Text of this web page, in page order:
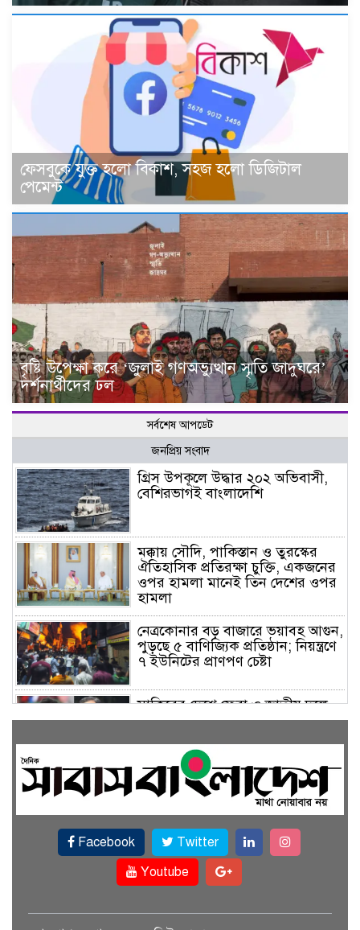
ফেসবুকে যুক্ত হলো বিকাশ, সহজ হলো ডিজিটাল
পেমেন্ট
বৃষ্টি উপেক্ষা করে ‘জুলাই গণঅভ্যুত্থান স্মৃতি জাদুঘরে’
দর্শনার্থীদের ঢল
সর্বশেষ আপডেট
জনপ্রিয় সংবাদ
গ্রিস উপকূলে উদ্ধার ২০২ অভিবাসী,
বেশিরভাগই বাংলাদেশি
মক্কায় সৌদি, পাকিস্তান ও তুরস্কের
ঐতিহাসিক প্রতিরক্ষা চুক্তি, একজনের
ওপর হামলা মানেই তিন দেশের ওপর
হামলা
নেত্রকোনার বড় বাজারে ভয়াবহ আগুন,
পুড়ছে ৫ বাণিজ্যিক প্রতিষ্ঠান; নিয়ন্ত্রণে
৭ ইউনিটের প্রাণপণ চেষ্টা
সাকিবের দেশে ফেরা ও জাতীয় দলে
ফেরার সম্ভাবনা নেই, ইঙ্গিত ক্রীড়া
ফেসবুকে যুক্ত হলো বিকাশ, সহজ
হলো ডিজিটাল পেমেন্ট
বৃষ্টি উপেক্ষা করে ‘জুলাই গণঅভ্যুত্থান
স্মৃতি জাদুঘরে’ দর্শনার্থীদের ঢল
Facebook
Twitter
Youtube